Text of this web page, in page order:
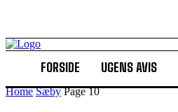
FORSIDE UGENS AVIS
Home Sæby Page 10